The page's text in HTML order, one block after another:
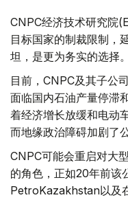
CNPC经济技术研究院
目标国家的制裁限制，
坦，是更为务实的选择。
目前，CNPC及其子公
面临国内石油产量停滞
着经济增长放缓和电动
而地缘政治障碍加剧了
CNPC可能会重启对大
的角色，正如20年前该
PetroKazakhstan以及